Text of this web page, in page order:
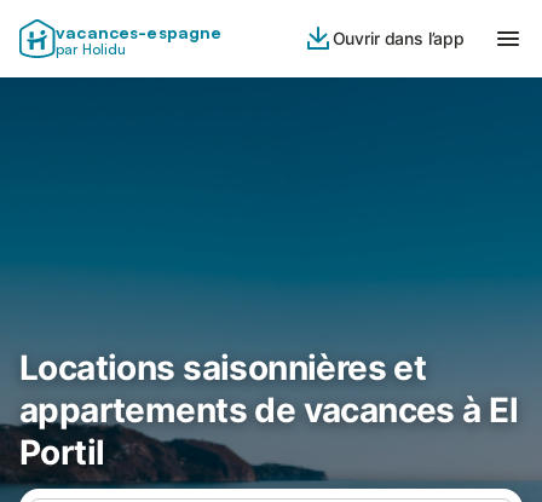
vacances-espagne
par Holidu
Ouvrir dans l’app
Locations saisonnières et
appartements de vacances à El
Portil